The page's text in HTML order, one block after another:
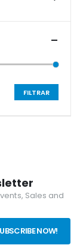
FILTRAR
Sales and